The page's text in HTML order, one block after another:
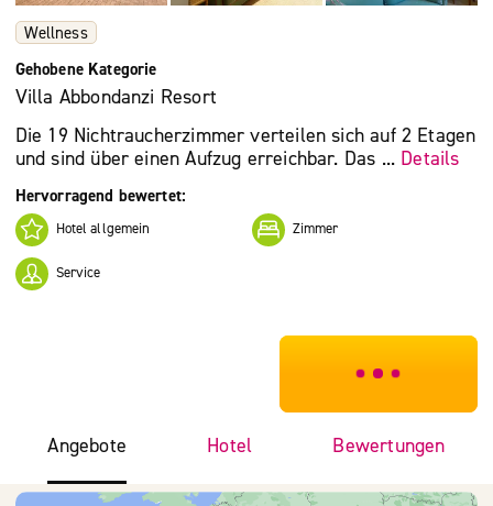
Wellness
Gehobene Kategorie
Villa Abbondanzi Resort
Die 19 Nichtraucherzimmer verteilen sich auf 2 Etagen
und sind über einen Aufzug erreichbar. Das ... Details
Hervorragend bewertet:
Hotel allgemein Zimmer
Service
***************
Angebote Hotel Bewertungen